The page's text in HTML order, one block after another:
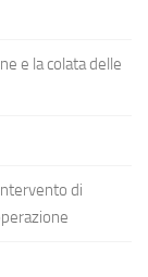
e la colata delle
di